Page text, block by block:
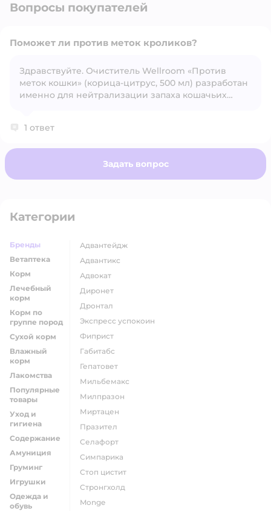
Вопросы покупателей
Открыть вопрос
Поможет ли против меток кроликов?
Здравствуйте. Очиститель Wellroom «Против
меток кошки» (корица‑цитрус, 500 мл) разработан
именно для нейтрализации запаха кошачьих
и против других органических запахов. Поэтому
указывает только кошек.
1 ответ
Задать вопрос
Категории
Бренды
Ветаптека
Корм
Лечебный
корм
Корм по
группе пород
Сухой корм
Влажный
корм
Лакомства
Популярные
товары
Уход и
гигиена
Содержание
Амуниция
Груминг
Игрушки
Одежда и
обувь
адвантейдж
адвантикс
адвокат
диронет
дронтал
экспресс успокоин
фиприст
габитабс
гепатовет
мильбемакс
милпразон
миртацен
празител
селафорт
симпарика
стоп цистит
стронгхолд
monge